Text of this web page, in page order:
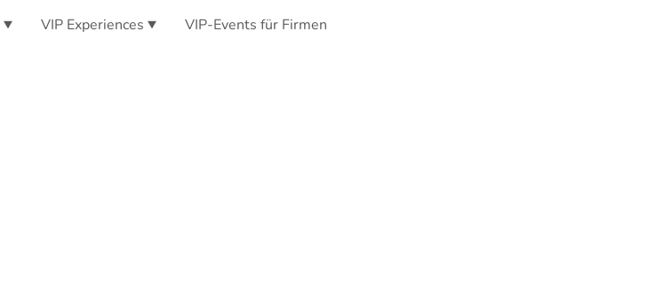
VIP Experiences
VIP-Events für Firmen